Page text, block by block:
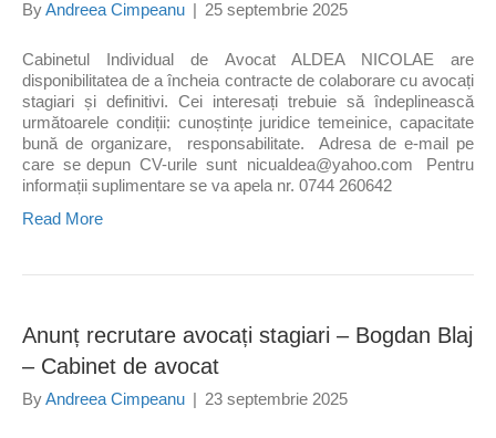
ByAndreea Cimpeanu | 25 septembrie 2025
Cabinetul Individual de Avocat ALDEA NICOLAE are
disponibilitatea de a încheia contracte de colaborare cu avocați
stagiari și definitivi. Cei interesați trebuie să îndeplinească
următoarele condiții: cunoștințe juridice temeinice, capacitate
bună de organizare, responsabilitate. Adresa de e-mail pe
care se depun CV-urile sunt nicualdea@yahoo.com Pentru
informații suplimentare se va apela nr. 0744 260642
Read More
Anunț recrutare avocați stagiari – Bogdan Blaj
– Cabinet de avocat
ByAndreea Cimpeanu | 23 septembrie 2025